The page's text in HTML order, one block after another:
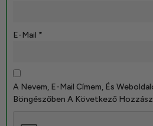
E-Mail *
A Nevem, E-Mail Címem, És
Böngészőben A Következő